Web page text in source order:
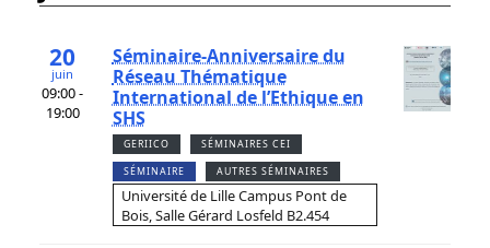
20
juin
09:00 -
19:00
Séminaire-Anniversaire du
Réseau Thématique
International de l’Ethique en
SHS
GERIICO SÉMINAIRES CEI
SÉMINAIRE AUTRES SÉMINAIRES
Université de Lille Campus Pont de
Bois, Salle Gérard Losfeld B2.454